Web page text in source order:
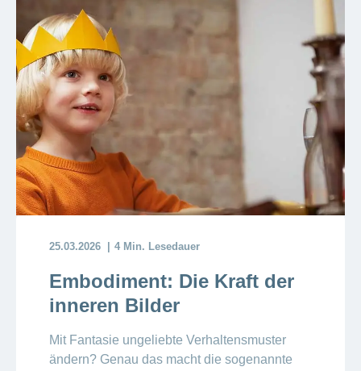
25.03.2026 4 Min. Lesedauer
Embodiment: Die Kraft der
inneren Bilder
Mit Fantasie ungeliebte Verhaltensmuster
ändern? Genau das macht die sogenannte